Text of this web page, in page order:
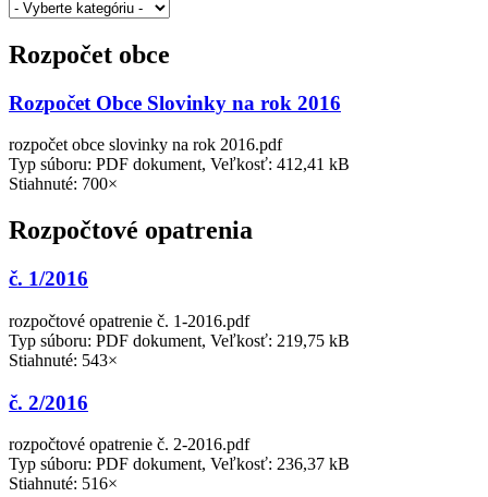
Rozpočet obce
Rozpočet Obce Slovinky na rok 2016
rozpočet obce slovinky na rok 2016.pdf
Typ súboru: PDF dokument, Veľkosť: 412,41 kB
Stiahnuté: 700×
Rozpočtové opatrenia
č. 1/2016
rozpočtové opatrenie č. 1-2016.pdf
Typ súboru: PDF dokument, Veľkosť: 219,75 kB
Stiahnuté: 543×
č. 2/2016
rozpočtové opatrenie č. 2-2016.pdf
Typ súboru: PDF dokument, Veľkosť: 236,37 kB
Stiahnuté: 516×